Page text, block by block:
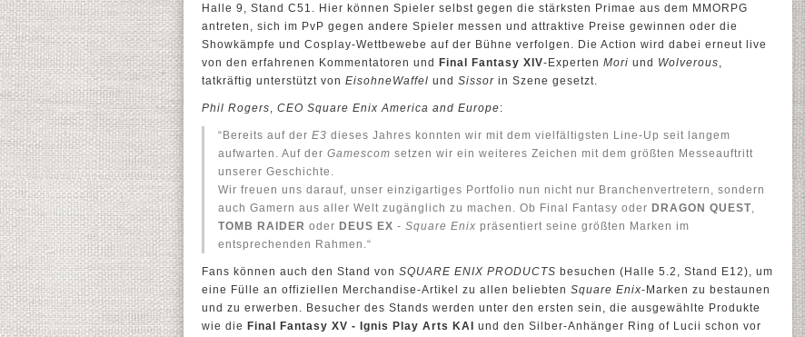
Halle 9, Stand C51. Hier können Spieler selbst gegen die stärksten Primae aus dem MMORPG
antreten, sich im PvP gegen andere Spieler messen und attraktive Preise gewinnen oder die
Showkämpfe und Cosplay-Wettbewebe auf der Bühne verfolgen. Die Action wird dabei erneut live
von den erfahrenen Kommentatoren und
Final Fantasy XIV-Experten Mori und Wolverous,
tatkräftig unterstützt von EisohneWaffel und Sissor in Szene gesetzt.
Phil Rogers, CEO Square Enix America and Europe:
“Bereits auf der E3 dieses Jahres konnten wir mit dem vielfältigsten Line-Up seit langem
aufwarten. Auf der Gamescom setzen wir ein weiteres Zeichen mit dem größten Messeauftritt
unserer Geschichte.
Wir freuen uns darauf, unser einzigartiges Portfolio nun nicht nur Branchenvertretern, sondern
auch Gamern aus aller Welt zugänglich zu machen. Ob Final Fantasy oder DRAGON QUEST,
TOMB RAIDER oder DEUS EX - Square Enix präsentiert seine größten Marken im
entsprechenden Rahmen.“
Fans können auch den Stand von SQUARE ENIX PRODUCTS besuchen (Halle 5.2, Stand E12), um
eine Fülle an offiziellen Merchandise-Artikel zu allen beliebten Square Enix-Marken zu bestaunen
und zu erwerben. Besucher des Stands werden unter den ersten sein, die ausgewählte Produkte
wie die Final Fantasy XV - Ignis Play Arts KAI
und den Silber-Anhänger Ring of Lucii schon vor